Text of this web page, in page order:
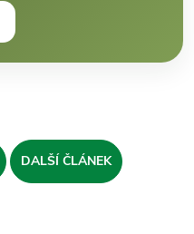
DALŠÍ ČLÁNEK